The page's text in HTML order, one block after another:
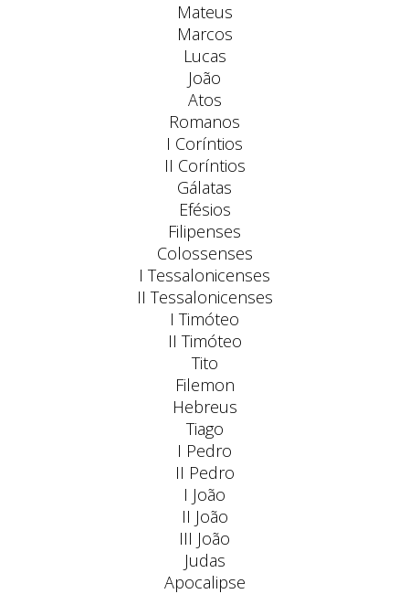
Mateus
Marcos
Lucas
João
Atos
Romanos
I Coríntios
II Coríntios
Gálatas
Efésios
Filipenses
Colossenses
I Tessalonicenses
II Tessalonicenses
I Timóteo
II Timóteo
Tito
Filemon
Hebreus
Tiago
I Pedro
II Pedro
I João
II João
III João
Judas
Apocalipse